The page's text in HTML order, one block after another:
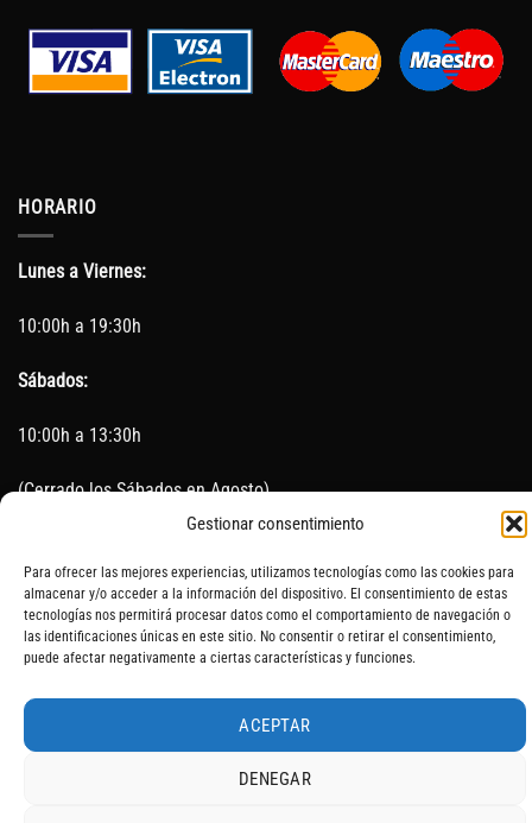
Gestionar consentimiento
Para ofrecer las mejores experiencias, utilizamos tecnologías como las cookies para
almacenar y/o acceder a la información del dispositivo. El consentimiento de estas
tecnologías nos permitirá procesar datos como el comportamiento de navegación o
las identificaciones únicas en este sitio. No consentir o retirar el consentimiento,
puede afectar negativamente a ciertas características y funciones.
ACEPTAR
DENEGAR
HORARIO
Lunes a Viernes:
10:00h a 19:30h
Sábados:
10:00h a 13:30h
(Cerrado los Sábados en Agosto)
SOBRE NOSOTROS CONTACTO AVISO LEGAL BLOG